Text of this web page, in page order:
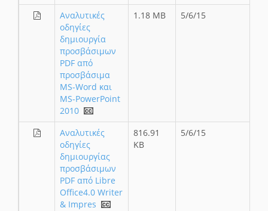
Αναλυτικές
οδηγίες
δημιουργία
προσβάσιμων
PDF από
προσβάσιμα
MS-Word και
MS-PowerPoint
2010
1.18 MB 5/6/15
Αναλυτικές
οδηγίες
δημιουργίας
προσβάσιμων
PDF από Libre
Office4.0 Writer
& Impres
816.91
KB
5/6/15